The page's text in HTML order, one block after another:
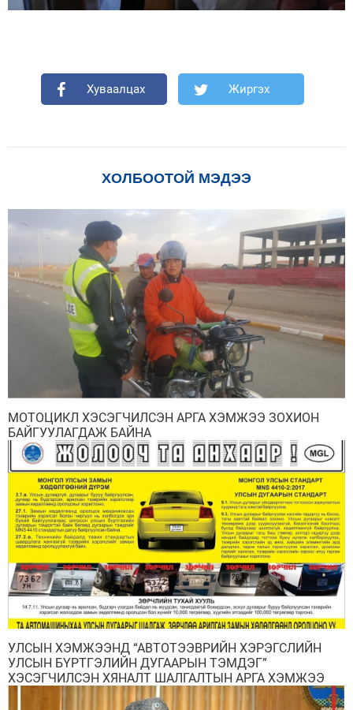
Хуваалцах Жиргэх
ХОЛБООТОЙ МЭДЭЭ
МОТОЦИКЛ ХЭСЭГЧИЛСЭН АРГА ХЭМЖЭЭ ЗОХИОН
БАЙГУУЛАГДАЖ БАЙНА
УЛСЫН ХЭМЖЭЭНД “АВТОТЭЭВРИЙН ХЭРЭГСЛИЙН
УЛСЫН БҮРТГЭЛИЙН ДУГААРЫН ТЭМДЭГ”
ХЭСЭГЧИЛСЭН ХЯНАЛТ ШАЛГАЛТЫН АРГА ХЭМЖЭЭ
ЯВАГДАЖ БАЙНА